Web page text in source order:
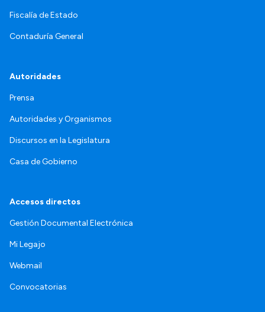
Fiscalía de Estado
Contaduría General
Autoridades
Prensa
Autoridades y Organismos
Discursos en la Legislatura
Casa de Gobierno
Accesos directos
Gestión Documental Electrónica
Mi Legajo
Webmail
Convocatorias